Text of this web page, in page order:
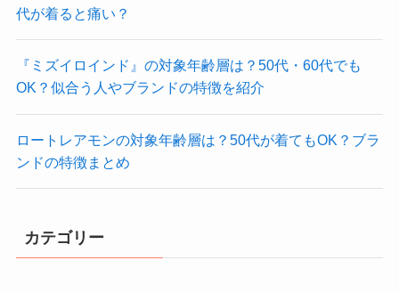
代が着ると痛い？
『ミズイロインド』の対象年齢層は？50代・60代でも
OK？似合う人やブランドの特徴を紹介
ロートレアモンの対象年齢層は？50代が着てもOK？ブラ
ンドの特徴まとめ
カテゴリー